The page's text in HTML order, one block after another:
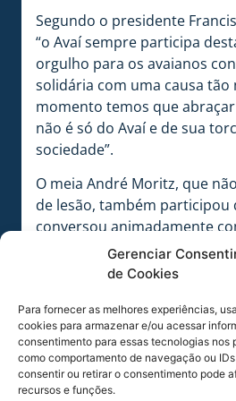
Gerenciar
de Cookies
Para fornecer as melhores experiências,
cookies para armazenar e/ou acessar
consentimento para essas tecnologias nos
como comportamento de navegação ou
consentir ou retirar o consentimento pode
recursos e funções.
Segundo o presidente
“o Avaí sempre participa
orgulho para os avaianos
solidária com uma causa tão
momento temos que
não é só do Avaí e de sua
sociedade”.
O meia André Moritz, que
de lesão, também participou
conversou animadamente
algumas pacientes que
da Ressacada. Visitou o
comprou duas camisas para
para sua mãe e mostrou que
feliz em contribuir com esta
importante”, disse.